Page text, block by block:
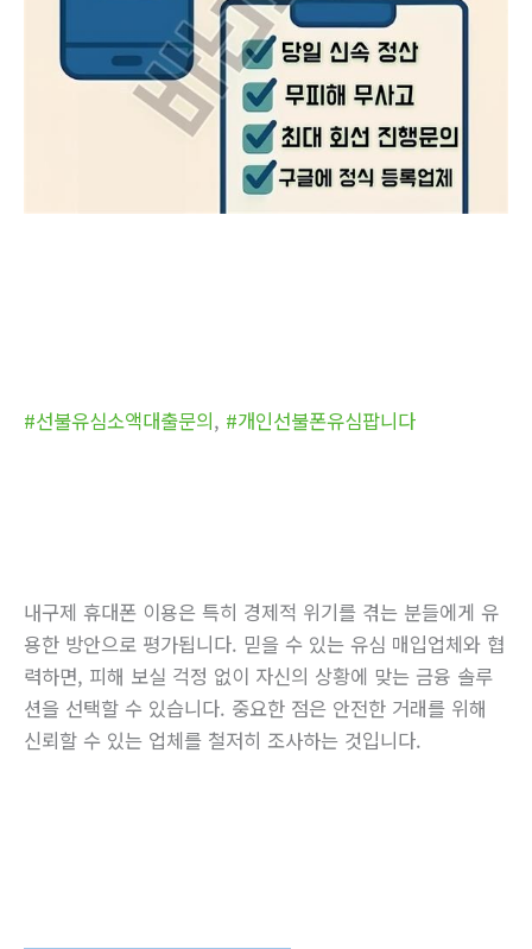
#선불유심소액대출문의, #개인선불폰유심팝니다
내구제 휴대폰 이용은 특히 경제적 위기를 겪는 분들에게 유
용한 방안으로 평가됩니다. 믿을 수 있는 유심 매입업체와 협
력하면, 피해 보실 걱정 없이 자신의 상황에 맞는 금융 솔루
션을 선택할 수 있습니다. 중요한 점은 안전한 거래를 위해
신뢰할 수 있는 업체를 철저히 조사하는 것입니다.